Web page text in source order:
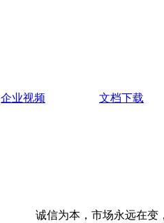
企业视频 文档下载
本，市场永远在变，诚信永远不变